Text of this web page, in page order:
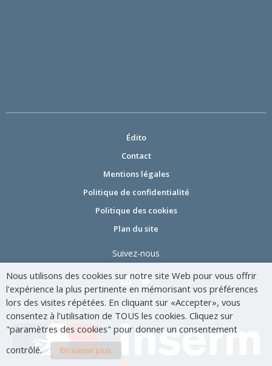
Édito
Contact
Mentions légales
Politique de confidentialité
Politique des cookies
Plan du site
Suivez-nous
Nous utilisons des cookies sur notre site Web pour vous offrir
l'expérience la plus pertinente en mémorisant vos préférences
lors des visites répétées. En cliquant sur «Accepter», vous
consentez à l'utilisation de TOUS les cookies. Cliquez sur
"paramètres des cookies" pour donner un consentement
contrôlé.
En savoir plus